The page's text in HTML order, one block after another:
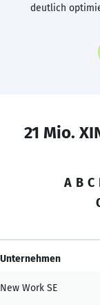
deutlich
21 Mio.
A B C
Unternehmen
New Work SE